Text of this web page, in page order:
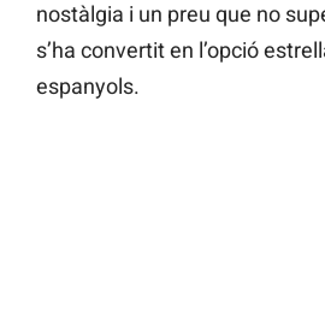
nostàlgia i un preu que no
s’ha convertit en l’opció
espanyols.